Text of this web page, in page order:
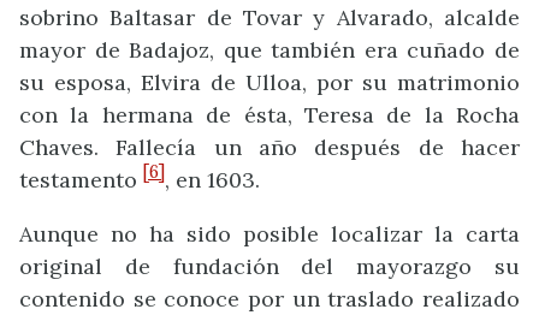
sobrino Baltasar de Tovar y Alvarado, alcalde
mayor de Badajoz, que también era cuñado de
su esposa, Elvira de Ulloa, por su matrimonio
con la hermana de ésta, Teresa de la Rocha
Chaves. Fallecía un año después de hacer
testamento
[6] , en 1603.
Aunque no ha sido posible localizar la carta
original de fundación del mayorazgo su
contenido se conoce por un traslado realizado